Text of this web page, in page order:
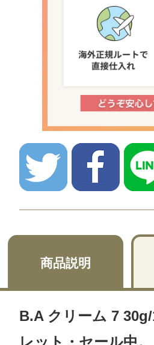
商品説明
B.A クリーム 7